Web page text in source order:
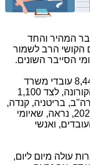
המהיר והחד
הקושי הרב לשמור
הסייבר השונים.
, בו נשאלו 8,443 עובדי משרד
שונים, שעברו לעבוד מהבית במהלך מגפת הקורונה, לצד 1,100
בריטניה, קנדה,
מקסיקו וגרמניה במהלך חודשי מרץ-אפריל 2021, נראה, שאיומי
ואנשי
עולה מיום ליום,